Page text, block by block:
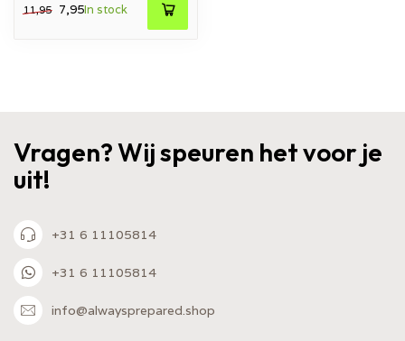
11,95 7,95In stock
Vragen? Wij speuren het voor je
uit!
+31 6 11105814
+31 6 11105814
info@alwaysprepared.shop